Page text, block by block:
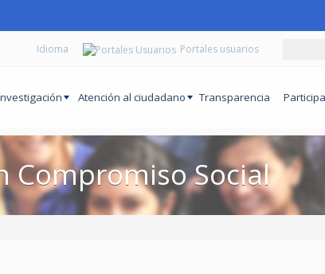
Portales usuarios
Atención al ciudadano Transparencia Participa
Compromiso Social